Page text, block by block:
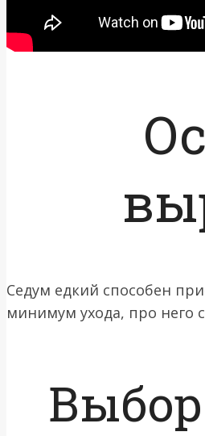
Седум едкий способен
минимум ухода, про него